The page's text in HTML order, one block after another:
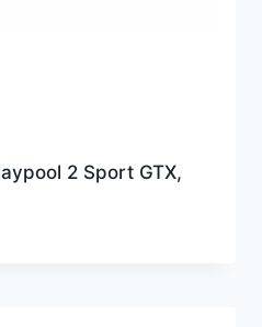
2 Sport GTX,